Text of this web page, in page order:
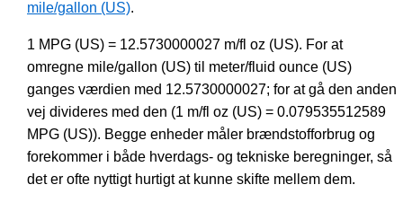
mile/gallon (US).
1 MPG (US) = 12.5730000027 m/fl oz (US). For at
omregne mile/gallon (US) til meter/fluid ounce (US)
ganges værdien med 12.5730000027; for at gå den anden
vej divideres med den (1 m/fl oz (US) = 0.079535512589
MPG (US)). Begge enheder måler brændstofforbrug og
forekommer i både hverdags- og tekniske beregninger, så
det er ofte nyttigt hurtigt at kunne skifte mellem dem.